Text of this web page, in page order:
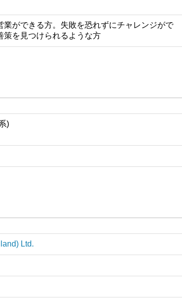
業ができる方。失敗を恐れずにチャレンジがで
策を見つけられるような方
)
Ltd.